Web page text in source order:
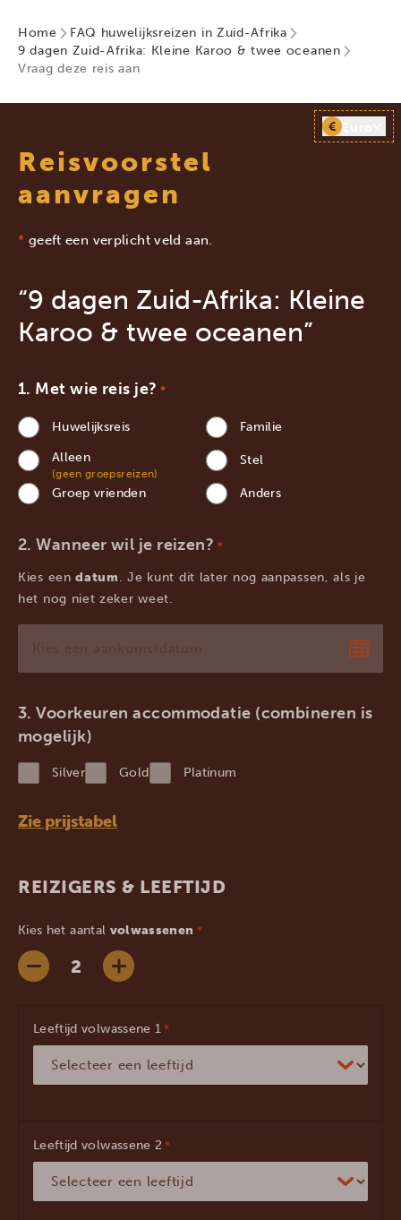
Home
FAQ huwelijksreizen in Zuid-Afrika
9 dagen Zuid-Afrika: Kleine Karoo & twee oceanen
Vraag deze reis aan
Reisvoorstel
aanvragen
€
* geeft een verplicht veld aan.
“9 dagen Zuid-Afrika: Kleine
Karoo & twee oceanen”
Met wie reis je? *
Huwelijksreis
Familie
Alleen
(geen groepsreizen)
Stel
Groep vrienden Anders
Wanneer wil je reizen? *
Kies eendatum. Je kunt dit later nog aanpassen, als je
het nog niet zeker weet.
MM
dash
JJJJ
Voorkeuren accommodatie (combineren is
mogelijk)
Silver Gold Platinum
Zie prijstabel
REIZIGERS & LEEFTIJD
Kies het aantal volwassenen *
Leeftijd volwassene *
Leeftijd volwassene *